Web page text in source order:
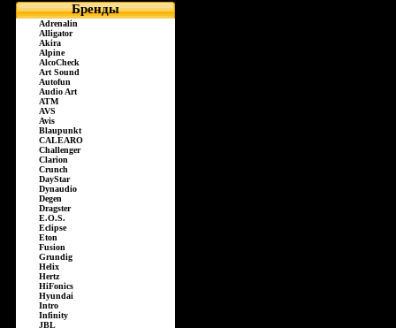
Бренды
Adrenalin
Alligator
Akira
Alpine
AlcoCheck
Art Sound
Autofun
Audio Art
ATM
AVS
Avis
Blaupunkt
CALEARO
Challenger
Clarion
Crunch
DayStar
Dynaudio
Degen
Dragster
E.O.S.
Eclipse
Eton
Fusion
Grundig
Helix
Hertz
HiFonics
Hyundai
Intro
Infinity
JBL